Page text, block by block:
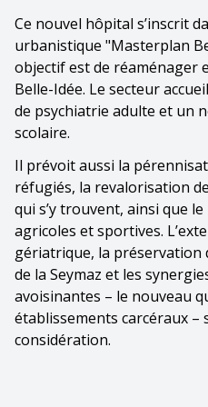
Ce nouvel hôpital s’inscrit
urbanistique "Masterplan
objectif est de réaménager
Belle-Idée. Le secteur
de psychiatrie adulte et un
scolaire.
Il prévoit aussi la
réfugiés, la revalorisation
qui s’y trouvent, ainsi que
agricoles et sportives.
gériatrique, la
de la Seymaz et les
avoisinantes – le nouveau
établissements carcéraux
considération.